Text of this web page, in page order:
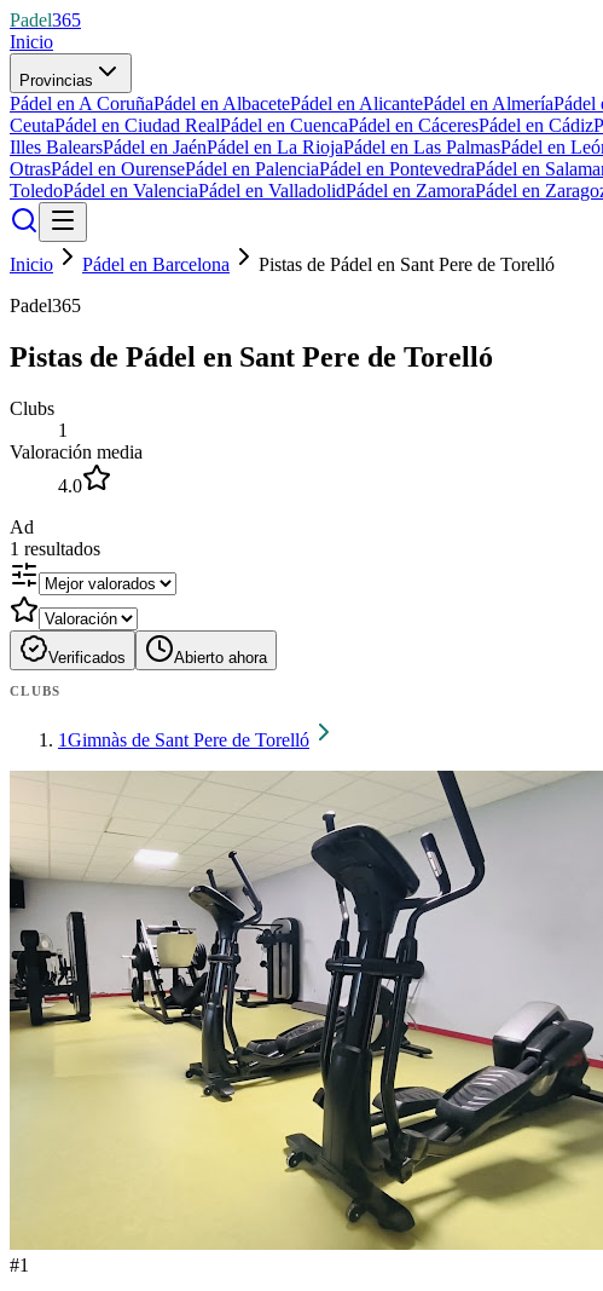
Padel365
Inicio
Provincias
Pádel en A CoruñaPádel en AlbacetePádel en AlicantePádel en AlmeríaPádel
CeutaPádel en Ciudad RealPádel en CuencaPádel en CáceresPádel en Cádiz
Illes BalearsPádel en JaénPádel en La RiojaPádel en Las PalmasPádel en
OtrasPádel en OurensePádel en PalenciaPádel en PontevedraPádel en
ToledoPádel en ValenciaPádel en ValladolidPádel en ZamoraPádel en
Inicio Pádel en Barcelona
Pistas de Pádel en Sant Pere de Torelló
Padel365
Pistas de Pádel en Sant Pere de Torelló
Clubs
1
Valoración media
4.0
Ad
1 resultados
Verificados Abierto ahora
CLUBS
1Gimnàs de Sant Pere de Torelló
#1